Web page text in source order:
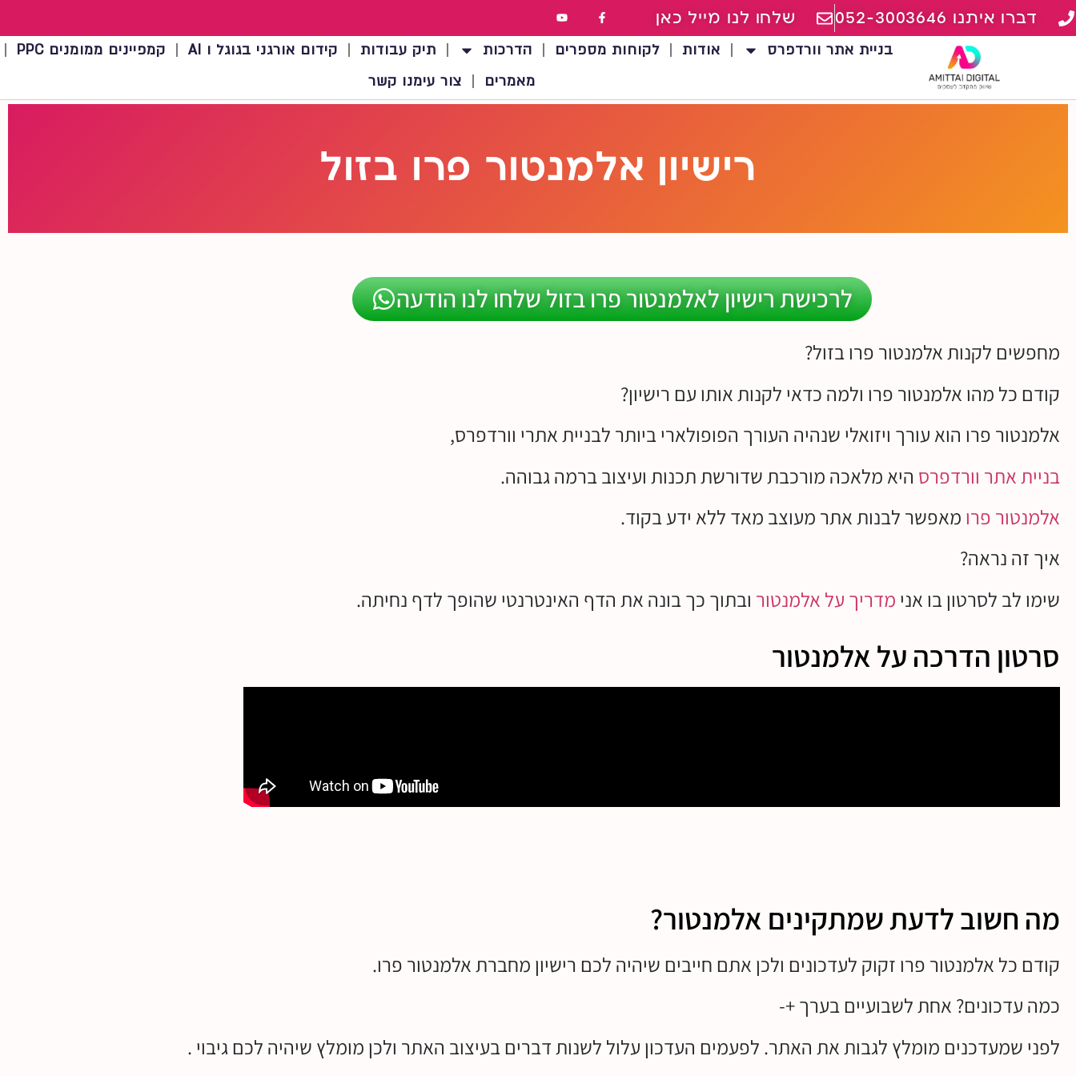
דברו איתנו 052-3003646 שלחו לנו מייל כאן
בניית אתר וורדפרס אודות לקוחות מספרים הדרכות תיק עבודות קידום אורגני בגוגל ו AI
קמפיינים ממומנים PPC
מאמרים
צור עימנו קשר
רישיון אלמנטור פרו בזול
לרכישת רישיון לאלמנטור פרו בזול שלחו לנו הודעה
מחפשים לקנות אלמנטור פרו בזול?
קודם כל מהו אלמנטור פרו ולמה כדאי לקנות אותו עם רישיון?
אלמנטור פרו הוא עורך ויזואלי שנהיה העורך הפופולארי ביותר לבניית אתרי וורדפרס,
בניית אתר וורדפרס היא מלאכה מורכבת שדורשת תכנות ועיצוב ברמה גבוהה.
אלמנטור פרו מאפשר לבנות אתר מעוצב מאד ללא ידע בקוד.
איך זה נראה?
שימו לב לסרטון בו אני מדריך על אלמנטור ובתוך כך בונה את הדף האינטרנטי שהופך לדף נחיתה.
סרטון הדרכה על אלמנטור
מה חשוב לדעת שמתקינים אלמנטור?
קודם כל אלמנטור פרו זקוק לעדכונים ולכן אתם חייבים שיהיה לכם רישיון מחברת אלמנטור פרו.
כמה עדכונים? אחת לשבועיים בערך +-
לפני שמעדכנים מומלץ לגבות את האתר. לפעמים העדכון עלול לשנות דברים בעיצוב האתר ולכן מומלץ שיהיה לכם גיבוי .